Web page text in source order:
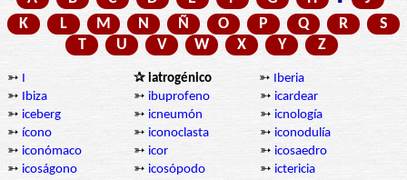
K
L M N Ñ O P Q R
S
T
U V W X Y Z
➳ I ✰ iatrogénico ➳ Iberia
➳ Ibiza ➳ ibuprofeno ➳ icardear
➳ iceberg ➳ icneumón ➳ icnología
➳ ícono ➳ iconoclasta ➳ iconodulía
➳ iconómaco ➳ icor ➳ icosaedro
➳ icoságono ➳ icosópodo ➳ ictericia